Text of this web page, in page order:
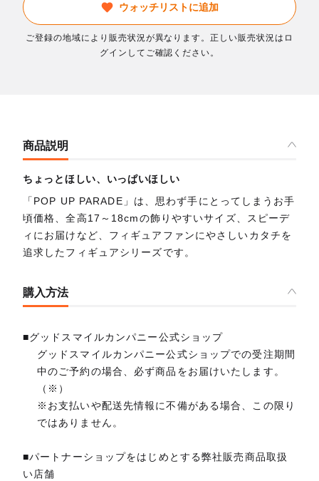
ウォッチリストに追加
ご登録の地域により販売状況が異なります。正しい販売状況はロ
グインしてご確認ください。
商品説明
ちょっとほしい、いっぱいほしい
「POP UP PARADE」は、思わず手にとってしまうお手
頃価格、全高17～18cmの飾りやすいサイズ、スピーデ
ィにお届けなど、フィギュアファンにやさしいカタチを
追求したフィギュアシリーズです。
購入方法
■グッドスマイルカンパニー公式ショップ
グッドスマイルカンパニー公式ショップでの受注期間
中のご予約の場合、必ず商品をお届けいたします。
（※）
※お支払いや配送先情報に不備がある場合、この限り
ではありません。
■パートナーショップをはじめとする弊社販売商品取扱
い店舗